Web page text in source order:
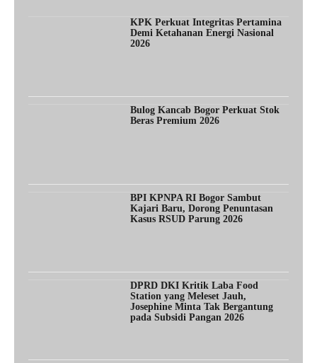
KPK Perkuat Integritas Pertamina
Demi Ketahanan Energi Nasional
2026
Bulog Kancab Bogor Perkuat Stok
Beras Premium 2026
BPI KPNPA RI Bogor Sambut
Kajari Baru, Dorong Penuntasan
Kasus RSUD Parung 2026
DPRD DKI Kritik Laba Food
Station yang Meleset Jauh,
Josephine Minta Tak Bergantung
pada Subsidi Pangan 2026